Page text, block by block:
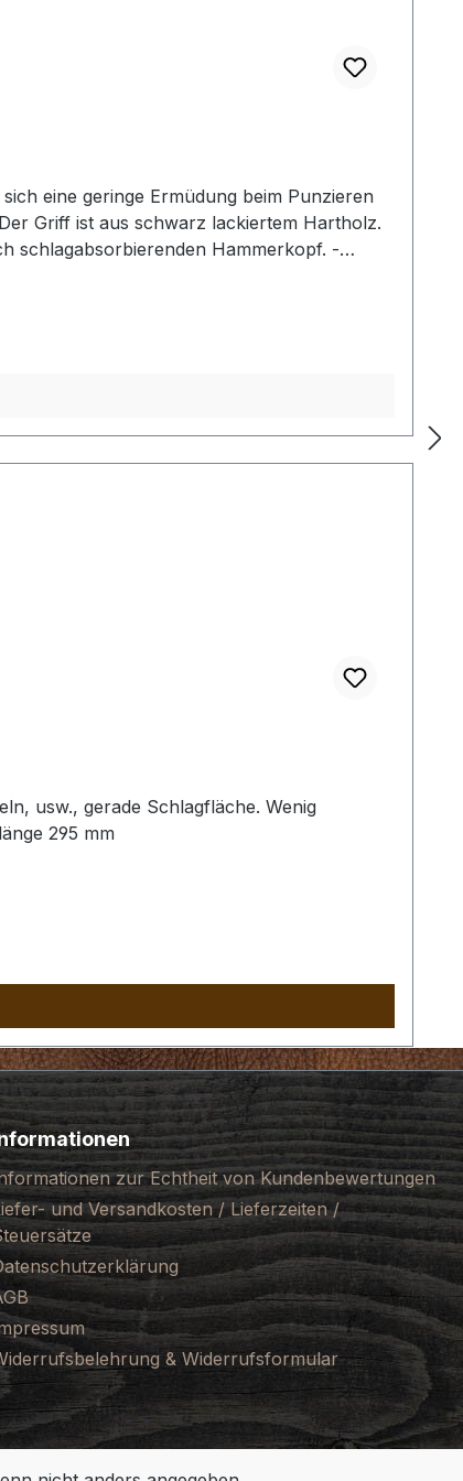
eine geringe Ermüdung beim Punzieren
Griff ist aus schwarz lackiertem Hartholz.
schlagabsorbierenden Hammerkopf. -
der gewählten Ausführung.
usw., gerade Schlagfläche. Wenig
295 mm
zur Echtheit von Kundenbewertungen
und Versandkosten / Lieferzeiten /
& Widerrufsformular